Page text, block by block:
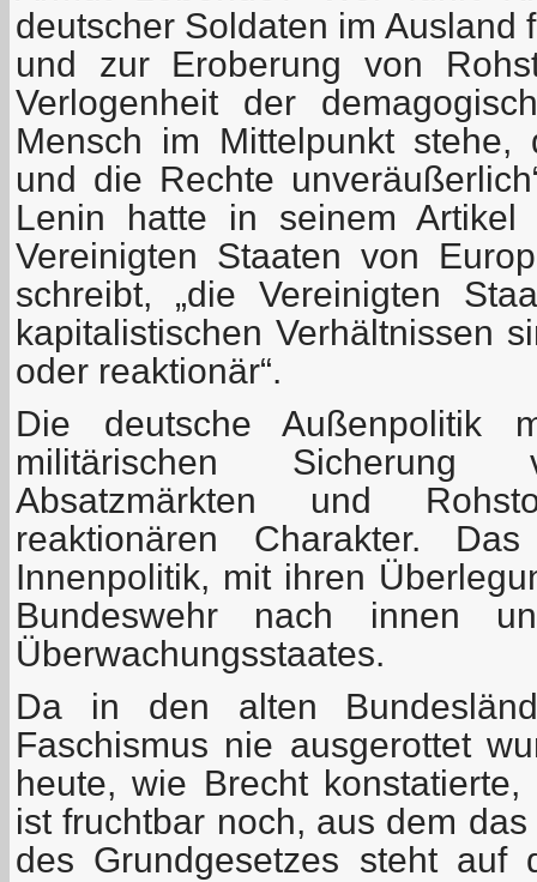
deutscher Soldaten im Ausland
und zur Eroberung von
Verlogenheit der
Mensch im Mittelpunkt stehe,
und die Rechte
Lenin hatte in seinem
Vereinigten Staaten von
schreibt, „die Vereinigten
kapitalistischen Verhältnissen
oder reaktionär“.
Die deutsche Außenpolitik
militärischen Sicherung
Absatzmärkten und
reaktionären Charakter.
Innenpolitik, mit ihren
Bundeswehr nach innen
Überwachungsstaates.
Da in den alten
Faschismus nie ausgerottet
heute, wie Brecht
ist fruchtbar noch, aus dem
des Grundgesetzes steht auf